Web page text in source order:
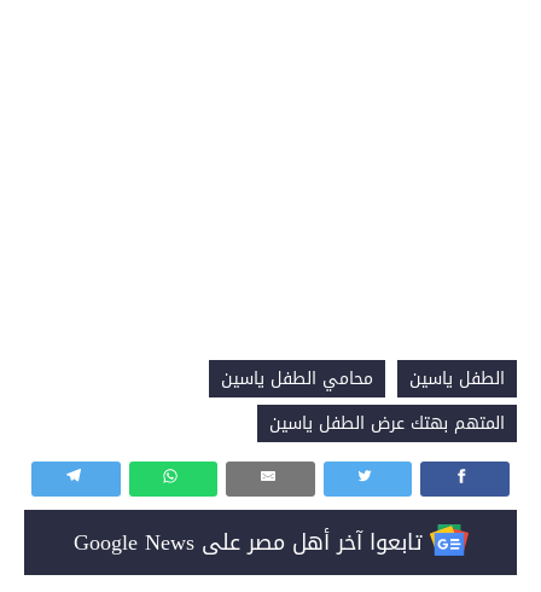
الطفل ياسين
محامي الطفل ياسين
المتهم بهتك عرض الطفل ياسين
تابعوا آخر أهل مصر على Google News